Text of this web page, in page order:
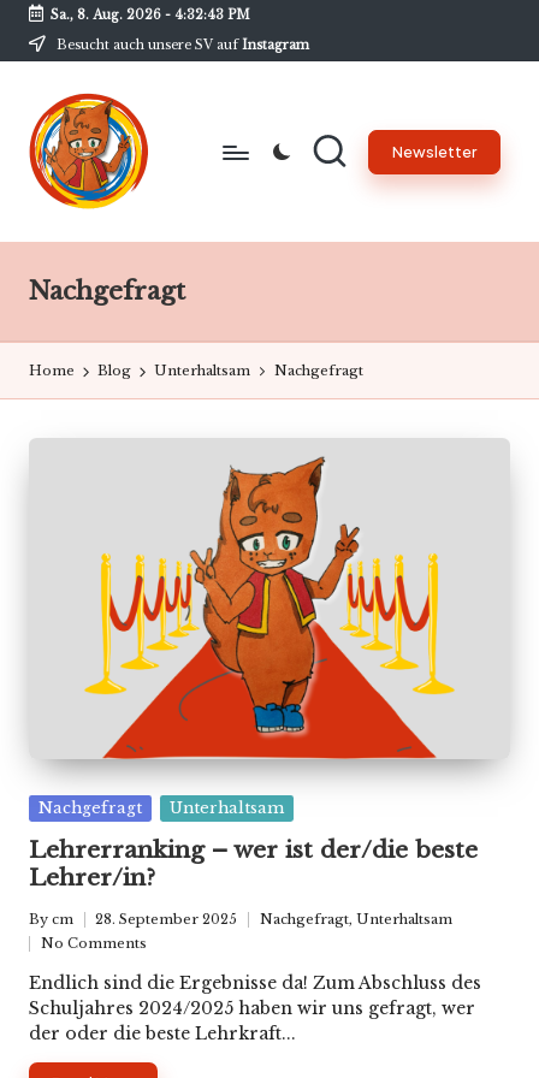
Skip
content
Sa., 8. Aug. 2026- 4:32:44 PM
Besucht auch unsere SV aufInstagram
B
w
-
N
e
am
BwG
Newsletter
Nachgefragt
Home Blog Unterhaltsam Nachgefragt
Posted
Nachgefragt Unterhaltsam
Lehrerranking – wer ist der/die beste
Lehrer/in?
Posted
by
By cm 28. September 2025
Posted
Nachgefragt, Unterhaltsam
No Comments
Endlich sind die Ergebnisse da! Zum Abschluss des
Schuljahres 2024/2025 haben wir uns gefragt, wer
der oder die beste Lehrkraft...